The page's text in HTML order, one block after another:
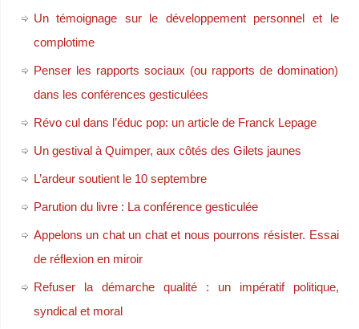
Un témoignage sur le développement personnel et le
complotime
Penser les rapports sociaux (ou rapports de domination)
dans les conférences gesticulées
Révo cul dans l’éduc pop: un article de Franck Lepage
Un gestival à Quimper, aux côtés des Gilets jaunes
L’ardeur soutient le 10 septembre
Parution du livre : La conférence gesticulée
Appelons un chat un chat et nous pourrons résister. Essai
de réflexion en miroir
Refuser la démarche qualité : un impératif politique,
syndical et moral